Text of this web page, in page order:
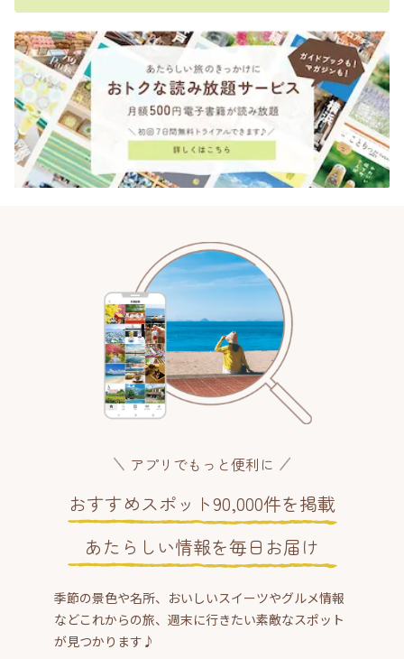
アプリでもっと便利に
おすすめスポット90,000件を掲載
あたらしい情報を毎日お届け
季節の景色や名所、おいしいスイーツやグルメ情報
などこれからの旅、週末に行きたい素敵なスポット
が見つかります♪